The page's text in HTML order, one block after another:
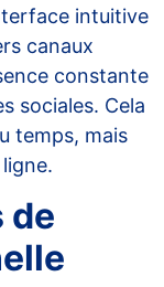
intuitive
canaux
constante
sociales. Cela
temps, mais
de